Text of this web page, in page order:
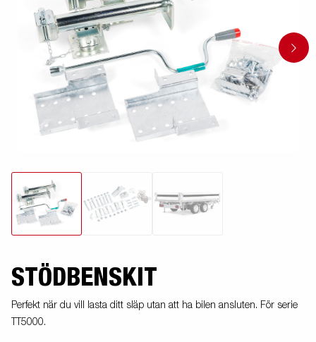
STÖDBENSKIT
Perfekt när du vill lasta ditt släp utan att ha bilen ansluten. För serie
TT5000.